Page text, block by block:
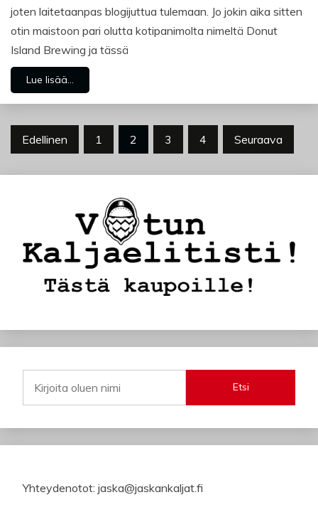
joten laitetaanpas blogijuttua tulemaan. Jo jokin aika sitten
otin maistoon pari olutta kotipanimolta nimeltä Donut
Island Brewing ja tässä
Lue lisää...
Artikkelien
Edellinen 1 2 3 4 Seuraava
Etsi
Yhteydenotot: jaska@jaskankaljat.fi